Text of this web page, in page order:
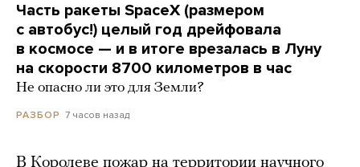
Часть ракеты SpaceX (размером
с автобус!) целый год дрейфовала
в космосе — и в итоге врезалась в Луну
на скорости 8700 километров в час
Не опасно ли это для Земли?
РАЗБОР 7 часов назад
В Королеве пожар на территории научного